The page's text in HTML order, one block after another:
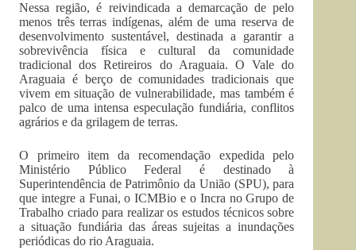
Nessa região, é reivindicada a demarcação de pelo
menos três terras indígenas, além de uma reserva de
desenvolvimento sustentável, destinada a garantir a
sobrevivência física e cultural da comunidade
tradicional dos Retireiros do Araguaia. O Vale do
Araguaia é berço de comunidades tradicionais que
vivem em situação de vulnerabilidade, mas também é
palco de uma intensa especulação fundiária, conflitos
agrários e da grilagem de terras.
O primeiro item da recomendação expedida pelo
Ministério Público Federal é destinado à
Superintendência de Patrimônio da União (SPU), para
que integre a Funai, o ICMBio e o Incra no Grupo de
Trabalho criado para realizar os estudos técnicos sobre
a situação fundiária das áreas sujeitas a inundações
periódicas do rio Araguaia.